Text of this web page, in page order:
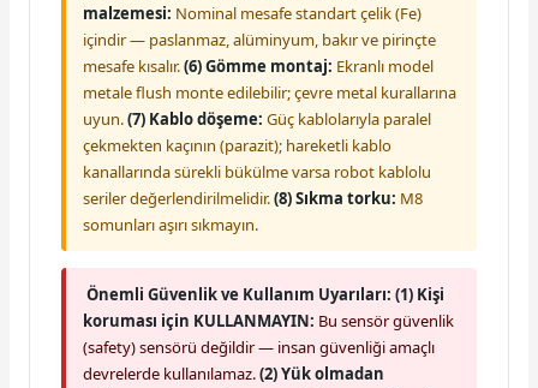
malzemesi: Nominal mesafe standart çelik (Fe)
içindir — paslanmaz, alüminyum, bakır ve pirinçte
mesafe kısalır.(6) Gömme montaj: Ekranlı model
metale flush monte edilebilir; çevre metal kurallarına
uyun.(7) Kablo döşeme: Güç kablolarıyla paralel
çekmekten kaçının (parazit); hareketli kablo
kanallarında sürekli bükülme varsa robot kablolu
seriler değerlendirilmelidir.(8) Sıkma torku: M8
somunları aşırı sıkmayın.
Önemli Güvenlik ve Kullanım Uyarıları: (1) Kişi
koruması için KULLANMAYIN: Bu sensör güvenlik
(safety) sensörü değildir — insan güvenliği amaçlı
devrelerde kullanılamaz.(2) Yük olmadan